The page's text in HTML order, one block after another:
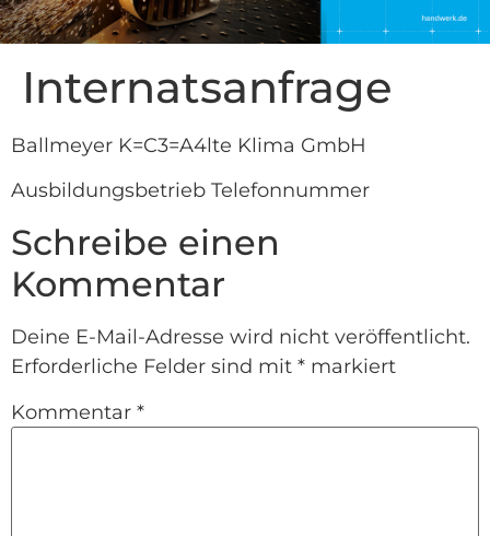
Internatsanfrage
Ballmeyer K=C3=A4lte Klima GmbH
Ausbildungsbetrieb Telefonnummer
Schreibe einen
Kommentar
Deine E-Mail-Adresse wird nicht veröffentlicht.
Erforderliche Felder sind mit * markiert
Kommentar *